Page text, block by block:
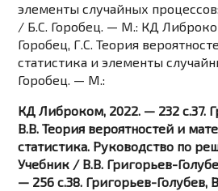
элементы случайных
/ Б.С. Горобец. — М.: КД
Горобец, Г.С. Теория
статистика и элементы
Горобец. — М.:
КД Либроком, 2022. — 232 c.37.
В.В. Теория вероятностей и
статистика. Руководство по
Учебник / В.В. Григорьев-
— 256 c.38. Григорьев-Голубев,